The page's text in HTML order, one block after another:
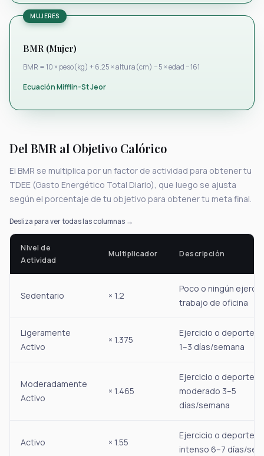
MUJERES
BMR (Mujer)
BMR = 10 × peso(kg) + 6.25 × altura(cm) − 5 × edad − 161
Ecuación Mifflin-St Jeor
Del BMR al Objetivo Calórico
El BMR se multiplica por un factor de actividad para obtener tu
TDEE (Gasto Energético Total Diario), que luego se ajusta
según el porcentaje de tu objetivo para obtener tu meta final.
Desliza para ver todas las columnas →
Nivel de
Actividad
Multiplicador Descripción
Sedentario × 1.2
Poco o ningún
trabajo de oficina
Ligeramente
Activo
× 1.375
Ejercicio o deporte
1–3 días/semana
Moderadamente
Activo
× 1.465
Ejercicio o deporte
moderado 3–5
días/semana
Activo × 1.55
Ejercicio o deporte
intenso 6–7 días/